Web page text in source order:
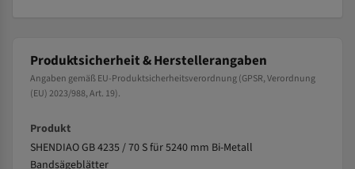
Produktsicherheit & Herstellerangaben
Angaben gemäß EU-Produktsicherheitsverordnung (GPSR, Verordnung
(EU) 2023/988, Art. 19).
Produkt
SHENDIAO GB 4235 / 70 S für 5240 mm Bi-Metall
Bandsägeblätter